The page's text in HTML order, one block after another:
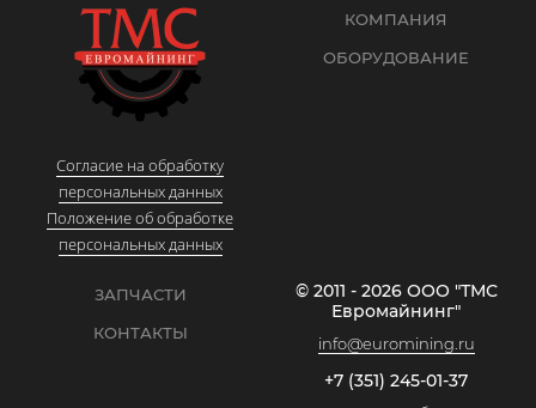
Согласие на обработку
персональных данных
Положение об обработке
персональных данных
КОМПАНИЯ
ОБОРУДОВАНИЕ
ЗАПЧАСТИ
КОНТАКТЫ
© 2011 - 2026 ООО "ТМС
Евромайнинг"
info@euromining.ru
+7 (351) 245-01-37